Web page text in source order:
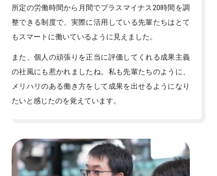
所定の労働時間から月間でプラスマイナス20時間を調
整できる制度で、実際に活用している先輩たちはとて
もスマートに働いているように見えました。
また、個人の頑張りを正当に評価してくれる成果主義
の社風にも惹かれましたね。私も先輩たちのように、
メリハリのある働き方をして成果を出せるようになり
たいと感じたのを覚えています。